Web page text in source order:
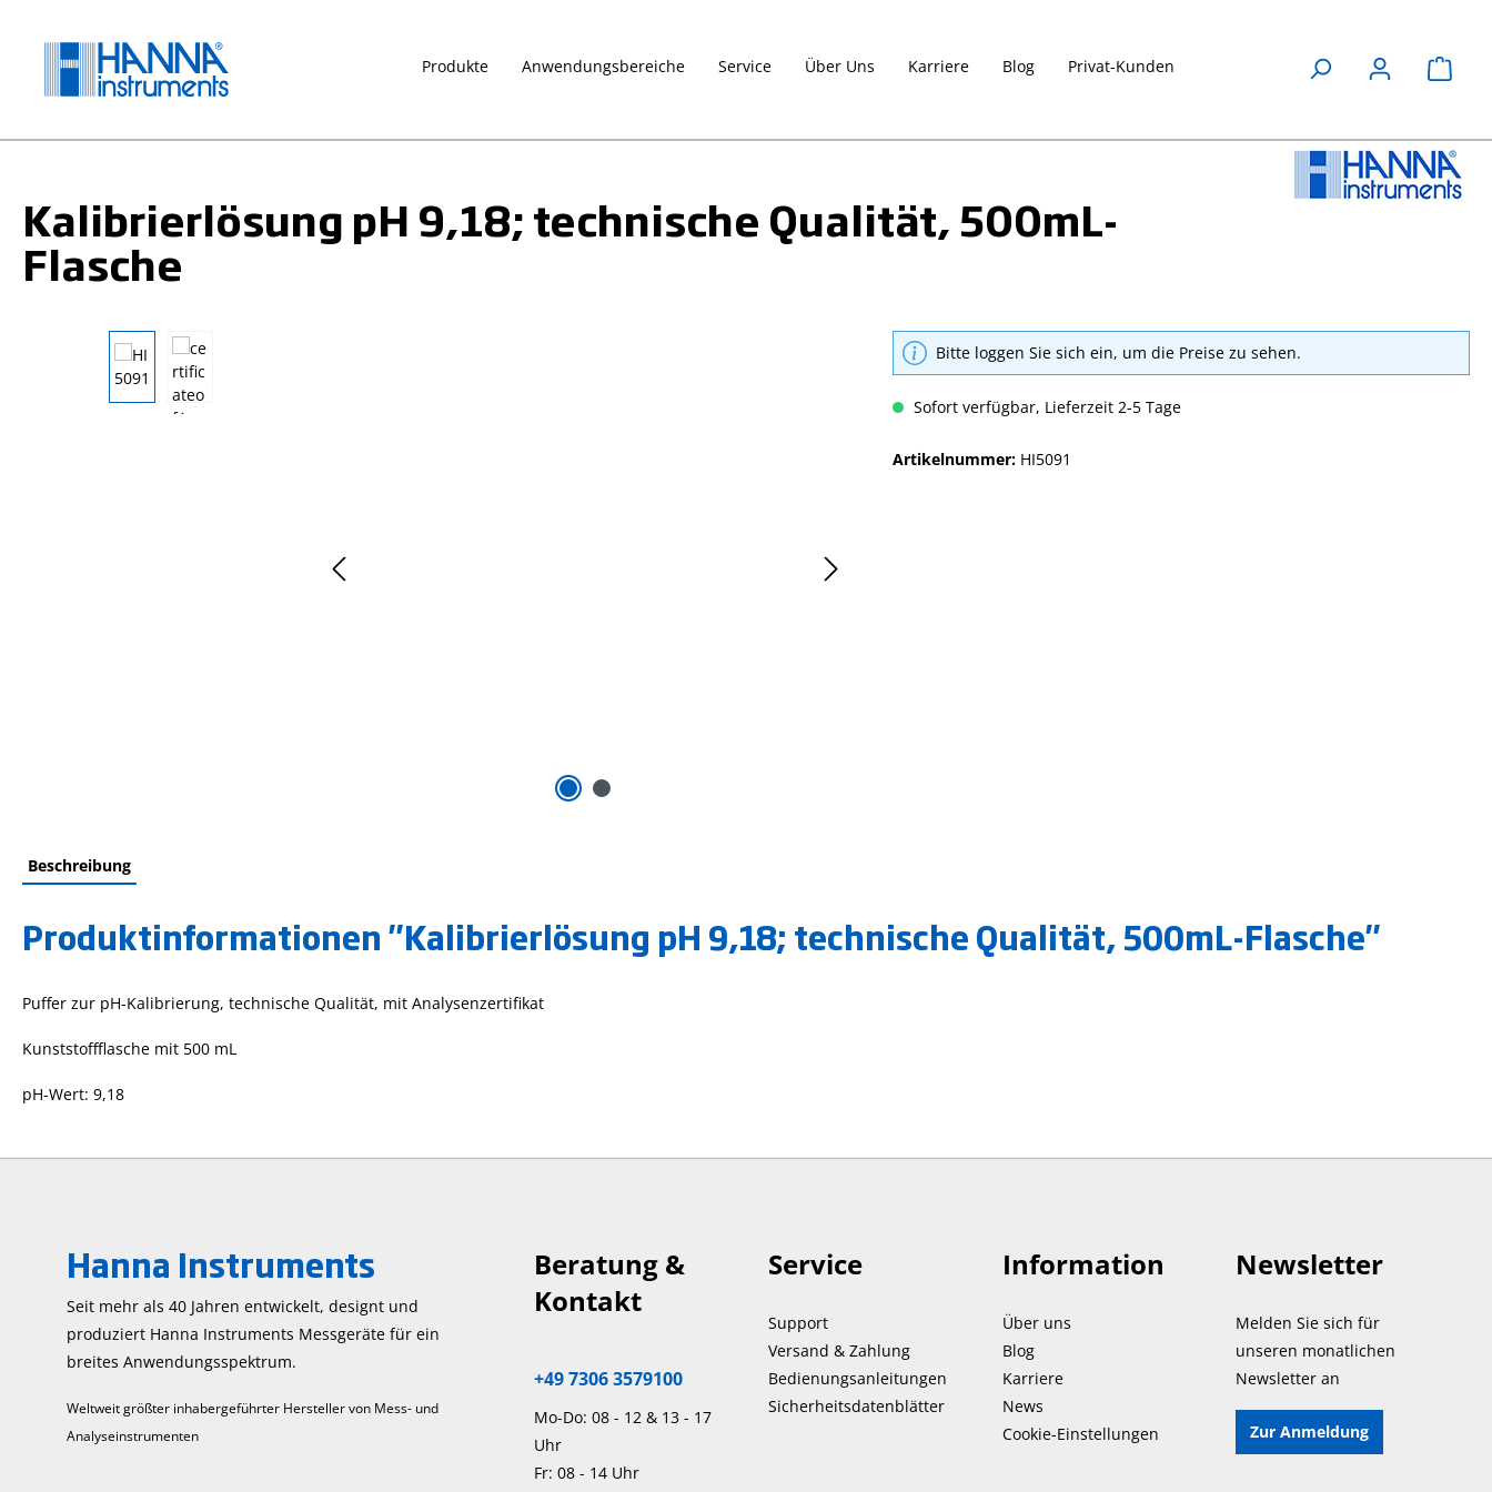
Produkte Anwendungsbereiche Service Über Uns Karriere Blog Privat-Kunden
Kalibrierlösung pH 9,18; technische Qualität, 500mL-
Flasche
Bildergalerie überspringen
Bitte loggen Sie sich ein, um die Preise zu sehen.
Sofort verfügbar, Lieferzeit 2-5 Tage
Artikelnummer: HI5091
Beschreibung
Produktinformationen "Kalibrierlösung pH 9,18; technische Qualität, 500mL-Flasche"
Puffer zur pH-Kalibrierung, technische Qualität, mit Analysenzertifikat
Kunststoffflasche mit 500 mL
pH-Wert: 9,18
Hanna Instruments
Seit mehr als 40 Jahren entwickelt, designt und
produziert Hanna Instruments Mess­geräte für ein
breites Anwendungs­spektrum.
Weltweit größter inhabergeführter Hersteller von Mess- und
Analyseinstrumenten
Beratung &
Kontakt
+49 7306 3579100
Mo-Do: 08 - 12 & 13 - 17
Uhr
Fr: 08 - 14 Uhr
Service
Support
Versand & Zahlung
Bedienungsanleitungen
Sicherheitsdatenblätter
Information
Über uns
Blog
Karriere
News
Cookie-Einstellungen
Newsletter
Melden Sie sich für
unseren monatlichen
Newsletter an
Zur Anmeldung